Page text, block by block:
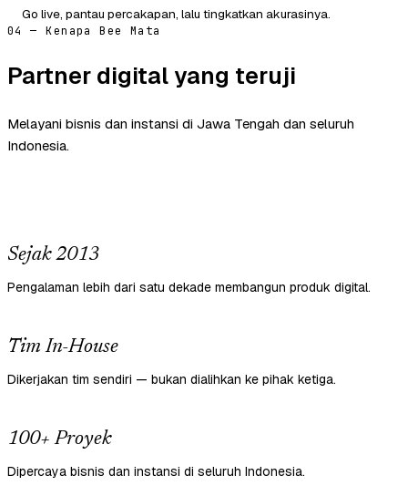
Go live, pantau percakapan, lalu tingkatkan akurasinya.
04 — Kenapa Bee Mata
Partner digital yang teruji
Melayani bisnis dan instansi di Jawa Tengah dan seluruh
Indonesia.
Sejak 2013
Pengalaman lebih dari satu dekade membangun produk digital.
Tim In-House
Dikerjakan tim sendiri — bukan dialihkan ke pihak ketiga.
100+ Proyek
Dipercaya bisnis dan instansi di seluruh Indonesia.